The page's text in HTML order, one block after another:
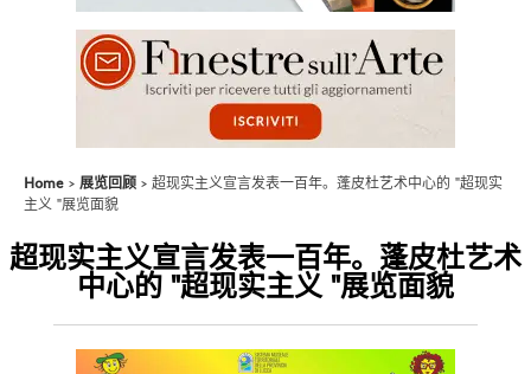
Home 展览回顾
超现实主义宣言发表一百年。蓬皮杜艺术中心的 "超现实
主义 "展览面貌
超现实主义宣言发表一百年。蓬皮杜艺术
中心的 "超现实主义 "展览面貌